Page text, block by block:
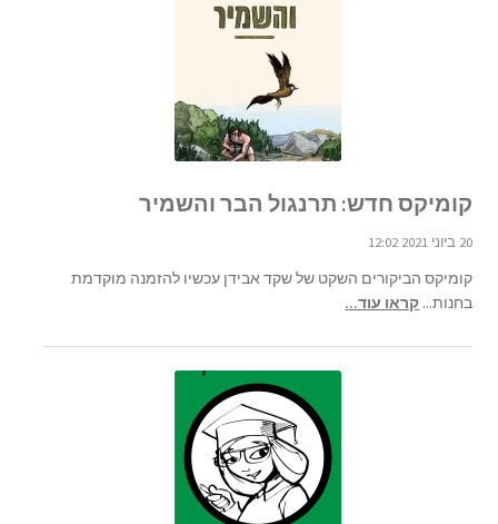
קומיקס חדש: תרנגול הבר והשמיר
20 ביוני 2021 12:02
קומיקס הביקורים השקט של שקד אבידן עכשיו להזמנה מוקדמת
בחנות... קראו עוד...